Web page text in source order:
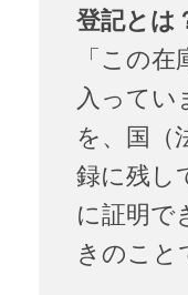
登記とは
「この
入ってい
を、国（
録に残し
に証明で
きのこと